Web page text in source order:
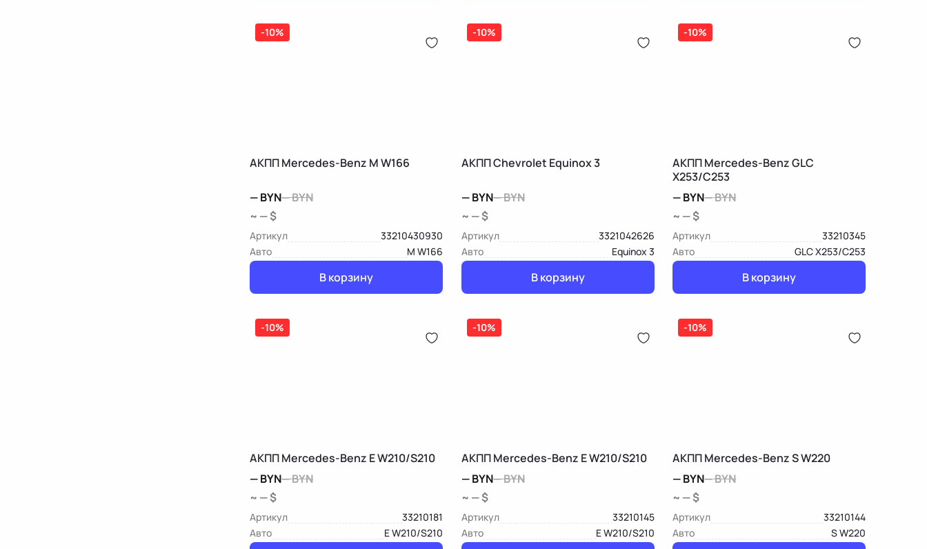
-10%
АКПП Mercedes-Benz M W166
—BYN—BYN
~ — $
Артикул
33210430930
Авто
M W166
В корзину
-10%
АКПП Chevrolet Equinox 3
—BYN—BYN
~ — $
Артикул
3321042626
Авто
Equinox 3
В корзину
-10%
АКПП Mercedes-Benz GLC
X253/C253
—BYN—BYN
~ — $
Артикул
33210345
Авто
GLC X253/C253
В корзину
-10%
АКПП Mercedes-Benz E W210/S210
—BYN—BYN
~ — $
Артикул
33210181
Авто
E W210/S210
-10%
АКПП Mercedes-Benz E W210/S210
—BYN—BYN
~ — $
Артикул
33210145
Авто
E W210/S210
-10%
АКПП Mercedes-Benz S W220
—BYN—BYN
~ — $
Артикул
33210144
Авто
S W220